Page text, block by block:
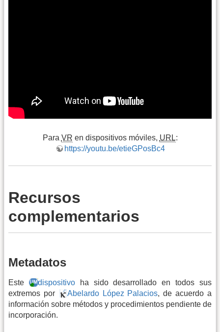
Para VR en dispositivos móviles, URL:
https://youtu.be/etieGPosBc4
Recursos
complementarios
Metadatos
Este dispositivoha sido desarrollado en todos sus
extremos por
Abelardo López Palacios, de acuerdo a
información sobre métodos y procedimientos pendiente de
incorporación.